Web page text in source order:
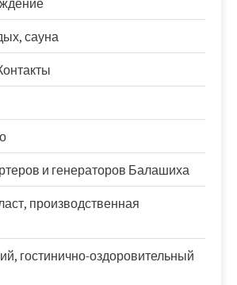
сауна
и генераторов Балашиха
производственная
гостинично-оздоровительный